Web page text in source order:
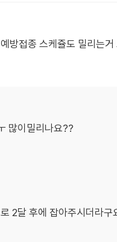
방접종 스케쥴도 밀리는
많이밀리나요??
2달 후에 잡아주시더라